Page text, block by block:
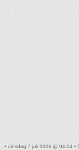
• dinsdag 7 juli 2026 @ 04:04 •